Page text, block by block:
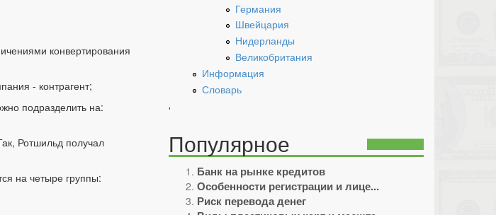
конвертирования
- контрагент;
подразделить на:
Ротшильд получал
на четыре группы:
Германия
Швейцария
Нидерланды
Великобритания
Информация
Словарь
'
Популярное
Банк на рынке кредитов
Особенности регистрации и лице...
Риск перевода денег